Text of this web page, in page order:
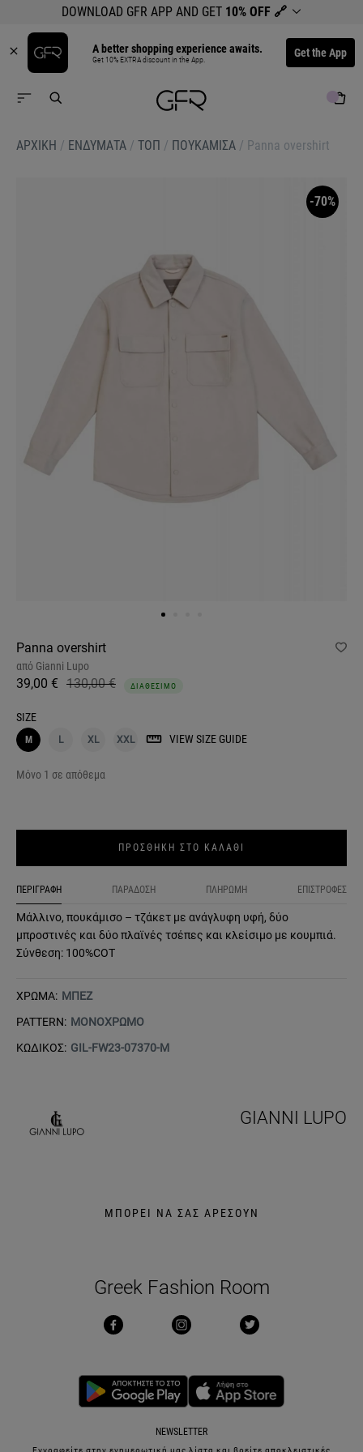
DOWNLOAD GFR APP AND GET 10% OFF 🔗
A better shopping experience awaits.
Get 10% EXTRA discount in the App. Get the App
ΑΡΧΙΚΉ / ΕΝΔΥΜΑΤΑ / ΤΟΠ / ΠΟΥΚΑΜΙΣΑ / Panna overshirt
-70%
Panna overshirt
από Gianni Lupo
39,00 € 130,00 € ΔΙΑΘΕΣΙΜΟ
SIZE
M L XL XXL VIEW SIZE GUIDE
Μόνο 1 σε απόθεμα
ΠΡΟΣΘΗΚΗ ΣΤΟ ΚΑΛΑΘΙ
ΠΕΡΙΓΡΑΦΗ ΠΑΡΑΔΟΣΗ ΠΛΗΡΩΜΗ ΕΠΙΣΤΡΟΦΕΣ
Μάλλινο, πουκάμισο – τζάκετ με ανάγλυφη υφή, δύο
μπροστινές και δύο πλαϊνές τσέπες και κλείσιμο με κουμπιά.
Σύνθεση: 100%COT
ΧΡΩΜΑ: ΜΠΕΖ
PATTERN: ΜΟΝΟΧΡΩΜΟ
ΚΩΔΙΚΟΣ: GIL-FW23-07370-M
GIANNI LUPO
ΜΠΟΡΕΙ ΝΑ ΣΑΣ ΑΡΕΣΟΥΝ
Greek Fashion Room
NEWSLETTER
Εγγραφείτε στην ενημερωτική μας λίστα και βρείτε αποκλειστικές